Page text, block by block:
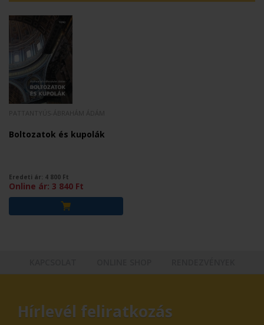
Boltozatok és kupolák
Eredeti ár: 4 800 Ft
Online ár: 3 840 Ft
Hírlevél feliratkozás